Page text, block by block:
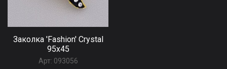
Заколка 'Fashion' Сrystal
95х45
Арт: 093056